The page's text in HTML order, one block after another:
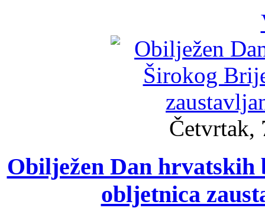
Četvrtak,
Obilježen Dan
obljetnica